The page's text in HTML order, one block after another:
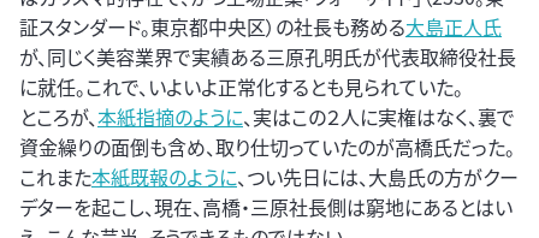
証スタンダード。東京都中央区）の社長も務める大島正人氏
が、同じく美容業界で実績ある三原孔明氏が代表取締役社長
に就任。これで、いよいよ正常化するとも見られていた。
ところが、本紙指摘のように、実はこの２人に実権はなく、裏で
資金繰りの面倒も含め、取り仕切っていたのが高橋氏だった。
これまた本紙既報のように、つい先日には、大島氏の方がクー
デターを起こし、現在、高橋・三原社長側は窮地にあるとはい